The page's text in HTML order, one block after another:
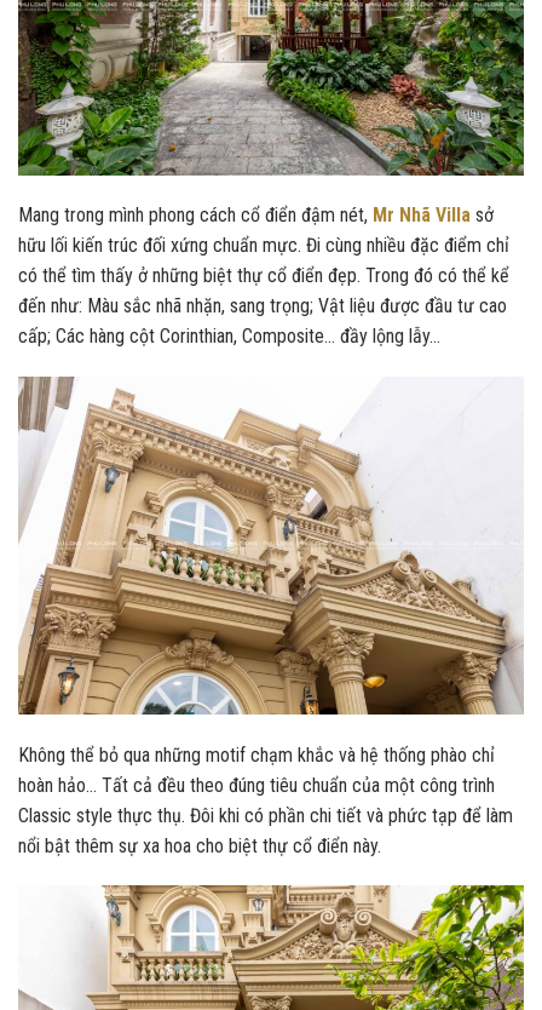
Mang trong mình phong cách cổ điển đậm nét, Mr Nhã Villa sở
hữu lối kiến trúc đối xứng chuẩn mực. Đi cùng nhiều đặc điểm chỉ
có thể tìm thấy ở những biệt thự cổ điển đẹp. Trong đó có thể kể
đến như: Màu sắc nhã nhặn, sang trọng; Vật liệu được đầu tư cao
cấp; Các hàng cột Corinthian, Composite… đầy lộng lẫy…
Không thể bỏ qua những motif chạm khắc và hệ thống phào chỉ
hoàn hảo… Tất cả đều theo đúng tiêu chuẩn của một công trình
Classic style thực thụ. Đôi khi có phần chi tiết và phức tạp để làm
nổi bật thêm sự xa hoa cho biệt thự cổ điển này.